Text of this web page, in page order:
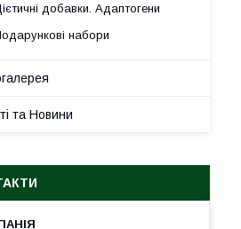
добавки. Адаптогени
набори
та Новини